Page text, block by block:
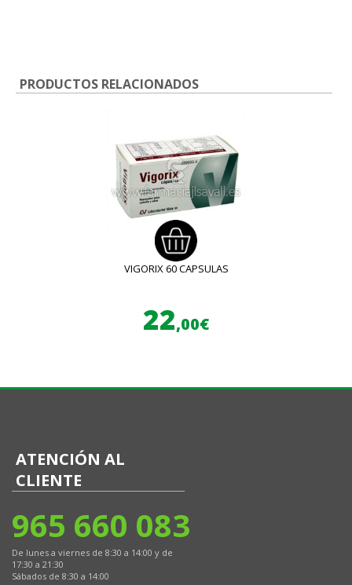
PRODUCTOS RELACIONADOS
VIGORIX 60 CAPSULAS
22,00€
ATENCIÓN AL
CLIENTE
965 660 083
De lunes a viernes de 8:30 a 14:00 y de
17:30 a 21:30
Sábados de 8:30 a 14:00